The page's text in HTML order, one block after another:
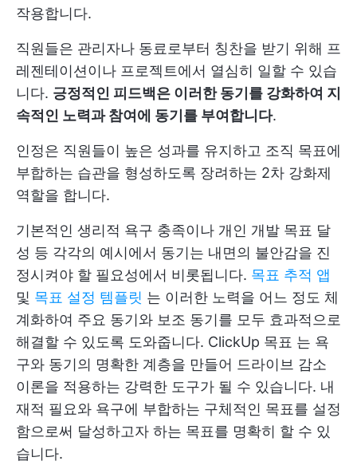
작용합니다.
직원들은 관리자나 동료로부터 칭찬을 받기 위해 프
레젠테이션이나 프로젝트에서 열심히 일할 수 있습
니다. 긍정적인 피드백은 이러한 동기를 강화하여 지
속적인 노력과 참여에 동기를 부여합니다.
인정은 직원들이 높은 성과를 유지하고 조직 목표에
부합하는 습관을 형성하도록 장려하는 2차 강화제
역할을 합니다.
기본적인 생리적 욕구 충족이나 개인 개발 목표 달
성 등 각각의 예시에서 동기는 내면의 불안감을 진
정시켜야 할 필요성에서 비롯됩니다. 목표 추적 앱
및 목표 설정 템플릿 는 이러한 노력을 어느 정도 체
계화하여 주요 동기와 보조 동기를 모두 효과적으로
해결할 수 있도록 도와줍니다. ClickUp 목표 는 욕
구와 동기의 명확한 계층을 만들어 드라이브 감소
이론을 적용하는 강력한 도구가 될 수 있습니다. 내
재적 필요와 욕구에 부합하는 구체적인 목표를 설정
함으로써 달성하고자 하는 목표를 명확히 할 수 있
습니다.